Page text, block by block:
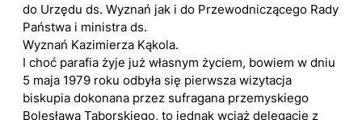
do Urzędu ds. Wyznań jak i do Przewodniczącego Rady
Państwa i ministra ds.
Wyznań Kazimierza Kąkola.
I choć parafia żyje już własnym życiem, bowiem w dniu
5 maja 1979 roku odbyła się pierwsza wizytacja
biskupia dokonana przez sufragana przemyskiego
Bolesława Taborskiego, to jednak wciąż delegacje z